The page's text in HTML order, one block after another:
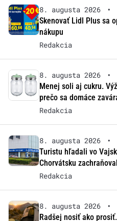
8. augusta 2026 •
Skenovať Lidl Plus sa
nákupu
Redakcia
8. augusta 2026 •
Menej soli aj cukru.
prečo sa domáce
Redakcia
8. augusta 2026 •
Turistu hľadali vo
Chorvátsku
Redakcia
8. augusta 2026 •
Radšej nosiť ako